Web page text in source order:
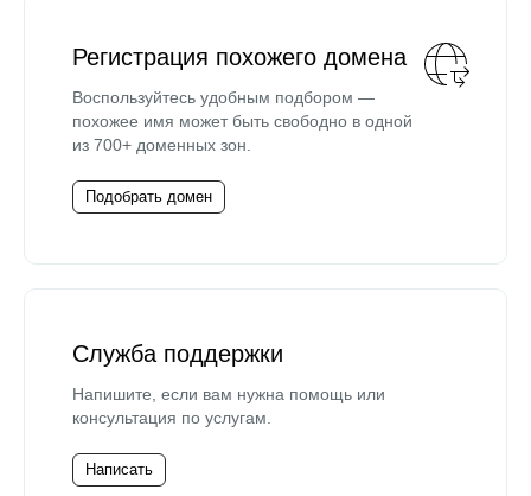
Регистрация похожего домена
Воспользуйтесь удобным подбором —
похожее имя может быть свободно в одной
из 700+ доменных зон.
Подобрать домен
Служба поддержки
Напишите, если вам нужна помощь или
консультация по услугам.
Написать